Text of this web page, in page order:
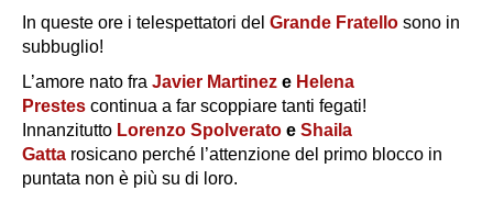
In queste ore i telespettatori del Grande Fratello sono in
subbuglio!
L’amore nato fra Javier Martinez e Helena
Prestes continua a far scoppiare tanti fegati!
Innanzitutto Lorenzo Spolverato e Shaila
Gatta rosicano perché l’attenzione del primo blocco in
puntata non è più su di loro.